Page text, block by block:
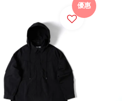
優惠